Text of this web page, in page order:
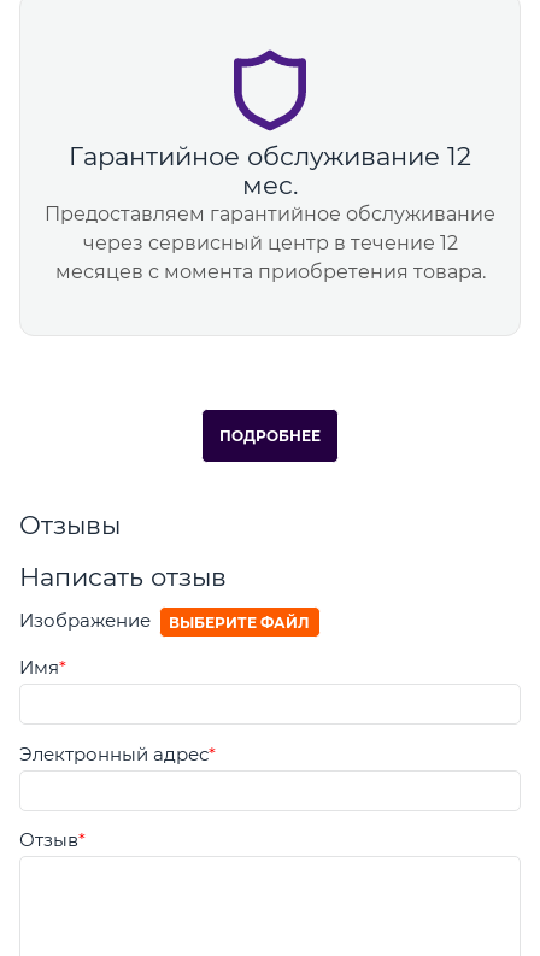
Гарантийное обслуживание 12
мес.
Предоставляем гарантийное обслуживание
через сервисный центр в течение 12
месяцев с момента приобретения товара.
ПОДРОБНЕЕ
Отзывы
Написать отзыв
Изображение ВЫБЕРИТЕ ФАЙЛ
Имя
Электронный адрес
Отзыв